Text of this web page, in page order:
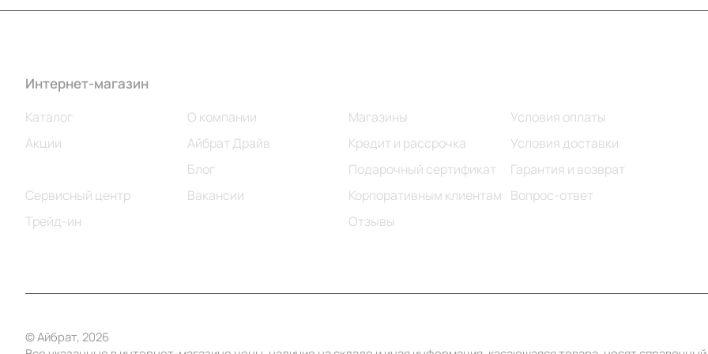
Интернет-магазин
Каталог
Акции
Сервисный центр
Трейд-ин
О компании
Айбрат Драйв
Блог
Вакансии
Магазины
Кредит и рассрочка
Подарочный сертификат
Корпоративным клиентам
Отзывы
Условия оплаты
Условия доставки
Гарантия и возврат
Вопрос-ответ
© Айбрат, 2026